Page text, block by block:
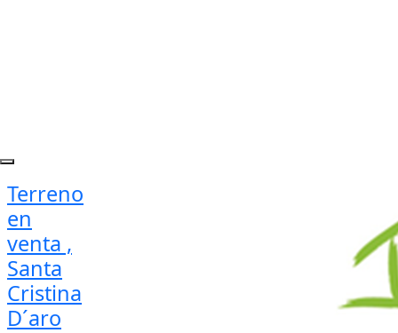
Terreno
en
venta ,
Santa
Cristina
D´aro